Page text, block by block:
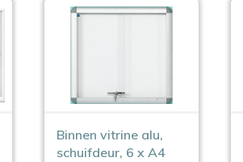
Binnen vitrine alu,
schuifdeur, 6 x A4